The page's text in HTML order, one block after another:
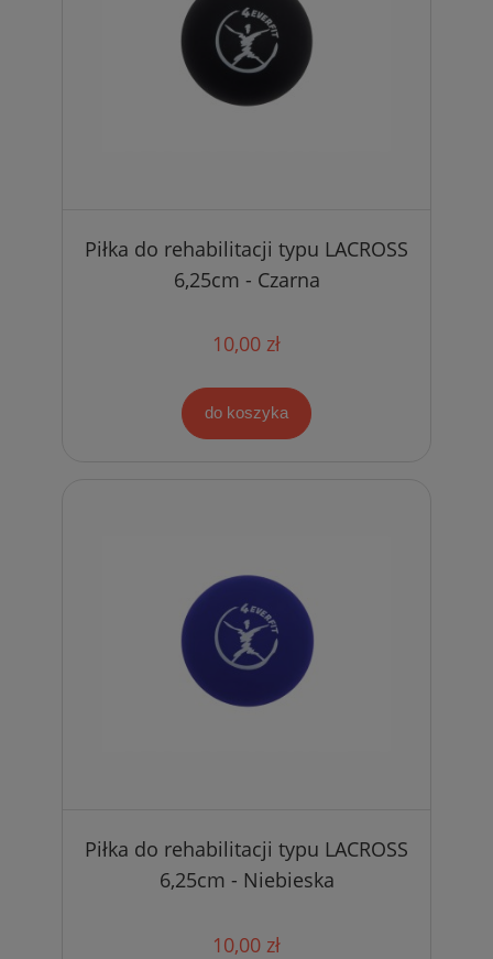
Piłka do rehabilitacji typu LACROSS
6,25cm - Czarna
10,00 zł
do koszyka
Piłka do rehabilitacji typu LACROSS
6,25cm - Niebieska
10,00 zł